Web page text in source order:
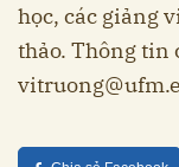
học, các giảng
thảo. Thông tin